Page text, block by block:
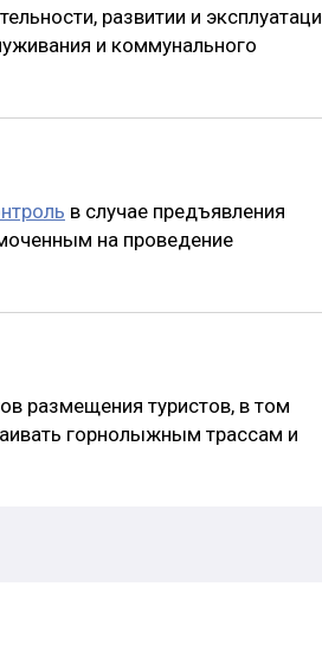
развитии и
и коммунального
в случае предъявления
на проведение
размещения туристов, в том
горнолыжным трассам и